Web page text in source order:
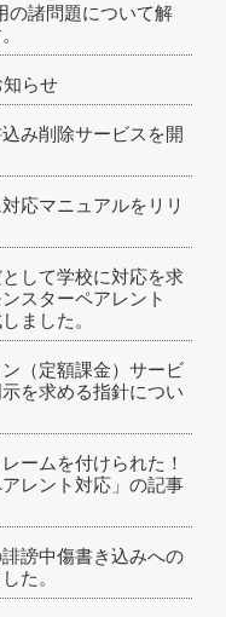
の諸問題について解
らせ
み削除サービスを開
応マニュアルをリリ
して学校に対応を求
スターペアレント
ました。
（定額課金）サービ
を求める指針につい
ームを付けられた！
レント対応」の記事
謗中傷書き込みへの
た。